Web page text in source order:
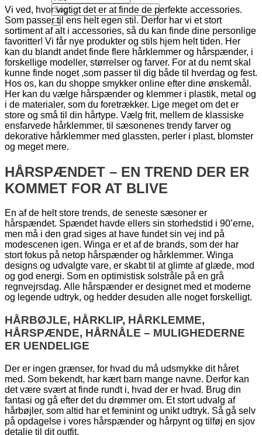
Søg
efter:
Vi ved, hvor vigtigt det er at finde de perfekte accessories.
Som passer til ens helt egen stil. Derfor har vi et stort
sortiment af alt i accessories, så du kan finde dine personlige
favoritter! Vi får nye produkter og stils hjem helt tiden. Her
kan du blandt andet finde flere hårklemmer og hårspænder, i
forskellige modeller, størrelser og farver. For at du nemt skal
kunne finde noget ,som passer til dig både til hverdag og fest.
Hos os, kan du shoppe smykker online efter dine ønskemål.
Her kan du vælge hårspænder og klemmer i plastik, metal og
i de materialer, som du foretrækker. Lige meget om det er
store og små til din hårtype. Vælg frit, mellem de klassiske
ensfarvede hårklemmer, til sæsonenes trendy farver og
dekorative hårklemmer med glassten, perler i plast, blomster
og meget mere.
HÅRSPÆNDET – EN TREND DER ER
KOMMET FOR AT BLIVE
En af de helt store trends, de seneste sæsoner er
hårspændet. Spændet havde ellers sin storhedstid i 90’erne,
men må i den grad siges at have fundet sin vej ind på
modescenen igen. Winga er et af de brands, som der har
stort fokus på netop hårspænder og hårklemmer. Winga
designs og udvalgte vare, er skabt til at glimte af glæde, mod
og god energi. Som en optimistisk solstråle på en grå
regnvejrsdag. Alle hårspænder er designet med et moderne
og legende udtryk, og hedder desuden alle noget forskelligt.
HÅRBØJLE, HÅRKLIP, HÅRKLEMME,
HÅRSPÆNDE, HÅRNÅLE – MULIGHEDERNE
ER UENDELIGE
Der er ingen grænser, for hvad du må udsmykke dit håret
med. Som bekendt, har kært barn mange navne. Derfor kan
det være svært at finde rundt i, hvad der er hvad. Brug din
fantasi og gå efter det du drømmer om. Et stort udvalg af
hårbøjler, som altid har et feminint og unikt udtryk. Så gå selv
på opdagelse i vores hårspænder og hårpynt og tilføj en sjov
detalje til dit outfit.